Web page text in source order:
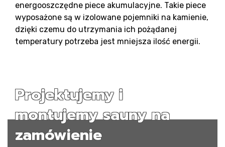
energooszczędne piece akumulacyjne. Takie piece
wyposażone są w izolowane pojemniki na kamienie,
dzięki czemu do utrzymania ich pożądanej
temperatury potrzeba jest mniejsza ilość energii.
Projektujemy i
montujemy sauny na
zamówienie